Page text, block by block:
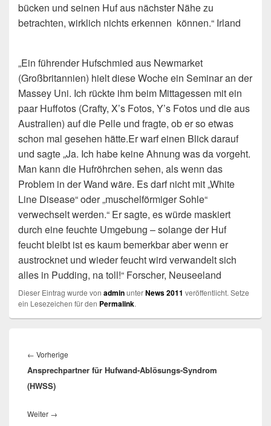
bücken und seinen Huf aus nächster Nähe zu
betrachten, wirklich nichts erkennen können.“ Irland
„Ein führender Hufschmied aus Newmarket
(Großbritannien) hielt diese Woche ein Seminar an der
Massey Uni. Ich rückte ihm beim Mittagessen mit ein
paar Huffotos (Crafty, X’s Fotos, Y’s Fotos und die aus
Australien) auf die Pelle und fragte, ob er so etwas
schon mal gesehen hätte.Er warf einen Blick darauf
und sagte „Ja. Ich habe keine Ahnung was da vorgeht.
Man kann die Hufröhrchen sehen, als wenn das
Problem in der Wand wäre. Es darf nicht mit „White
Line Disease“ oder „muschelförmiger Sohle“
verwechselt werden.“ Er sagte, es würde maskiert
durch eine feuchte Umgebung – solange der Huf
feucht bleibt ist es kaum bemerkbar aber wenn er
austrocknet und wieder feucht wird verwandelt sich
alles in Pudding, na toll!“ Forscher, Neuseeland
Dieser Eintrag wurde von adminunterNews 2011 veröffentlicht. Setze
ein Lesezeichen für den Permalink.
← Vorherige
Beitrag:
Ansprechpartner für Hufwand-Ablösungs-Syndrom
(HWSS)
Weiter →